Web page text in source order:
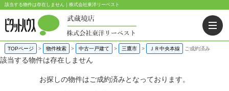
該当する物件は存在しません｜株式会社東洋リーベスト
TOPページ > 物件検索 > 中古一戸建て > 三鷹市 > ＪＲ中央本線 ご成約済み
該当する物件は存在しません
お探しの物件はご成約済みとなっております。